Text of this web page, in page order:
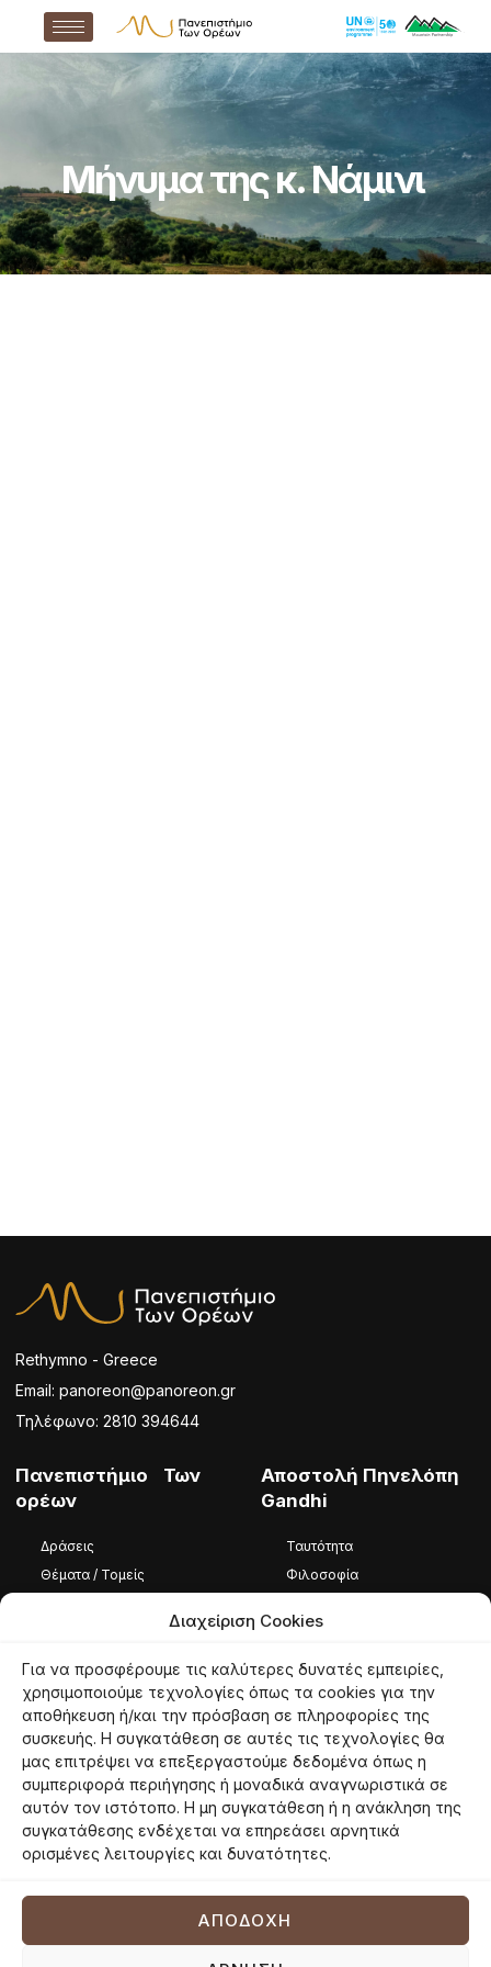
Διαχείριση Cookies
Για να προσφέρουμε τις καλύτερες δυνατές εμπειρίες,
χρησιμοποιούμε τεχνολογίες όπως τα cookies για την
αποθήκευση ή/και την πρόσβαση σε πληροφορίες της
συσκευής. Η συγκατάθεση σε αυτές τις τεχνολογίες θα
μας επιτρέψει να επεξεργαστούμε δεδομένα όπως η
συμπεριφορά περιήγησης ή μοναδικά αναγνωριστικά σε
αυτόν τον ιστότοπο. Η μη συγκατάθεση ή η ανάκληση της
συγκατάθεσης ενδέχεται να επηρεάσει αρνητικά
ορισμένες λειτουργίες και δυνατότητες.
ΑΠΟΔΟΧΉ
Μήνυμα της κ. Νάμινι
Rethymno - Greece
Email: panoreon@panoreon.gr
Τηλέφωνο: 2810 394644
Πανεπιστήμιο Των
ορέων
Δράσεις
Θέματα / Τομείς
Αποστολή Πηνελόπη
Gandhi
Ταυτότητα
Φιλοσοφία
Ταυτότητα
Φιλοσοφία
Εθελοντές
© 2026 panoreon.gr | Πανεπιστήμιο Των Ορέων |
Netmechanics
Όροι ΧρήσηςΠολιτική ΑπορρήτουΠολιτική Cookies